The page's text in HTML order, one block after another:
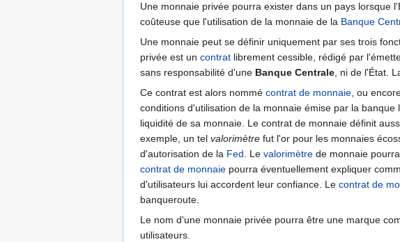
Une monnaie privée pourra exister dans un pays lorsque
coûteuse que l'utilisation de la monnaie de la Banque
Une monnaie peut se définir uniquement par ses trois
privée est un contrat librement cessible, rédigé par
sans responsabilité d'une Banque Centrale, ni de l'État.
Ce contrat est alors nommé contrat de monnaie, ou
conditions d'utilisation de la monnaie émise par la
liquidité de sa monnaie. Le contrat de monnaie définit
exemple, un tel valorimètre fut l'or pour les monnaies
d'autorisation de la Fed. Le valorimètre de monnaie
contrat de monnaie pourra éventuellement expliquer
d'utilisateurs lui accordent leur confiance. Le contrat de
banqueroute.
Le nom d'une monnaie privée pourra être une marque
utilisateurs.